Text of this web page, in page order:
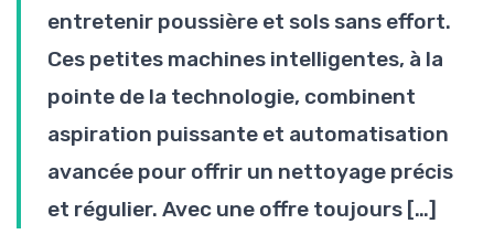
entretenir poussière et sols sans effort.
Ces petites machines intelligentes, à la
pointe de la technologie, combinent
aspiration puissante et automatisation
avancée pour offrir un nettoyage précis
et régulier. Avec une offre toujours […]